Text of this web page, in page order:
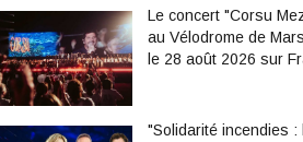
Le concert "Corsu
au Vélodrome de
le 28 août 2026 sur
"Solidarité incendies :